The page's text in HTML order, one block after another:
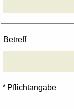
Betreff
*Pflichtangabe